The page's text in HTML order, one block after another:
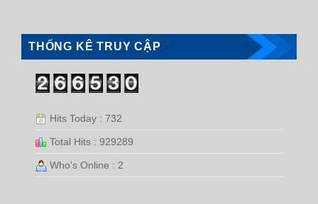
THỐNG KÊ TRUY CẬP
Hits Today : 732
Total Hits : 929289
Who's Online : 2